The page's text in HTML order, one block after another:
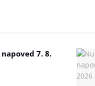
7. 8.